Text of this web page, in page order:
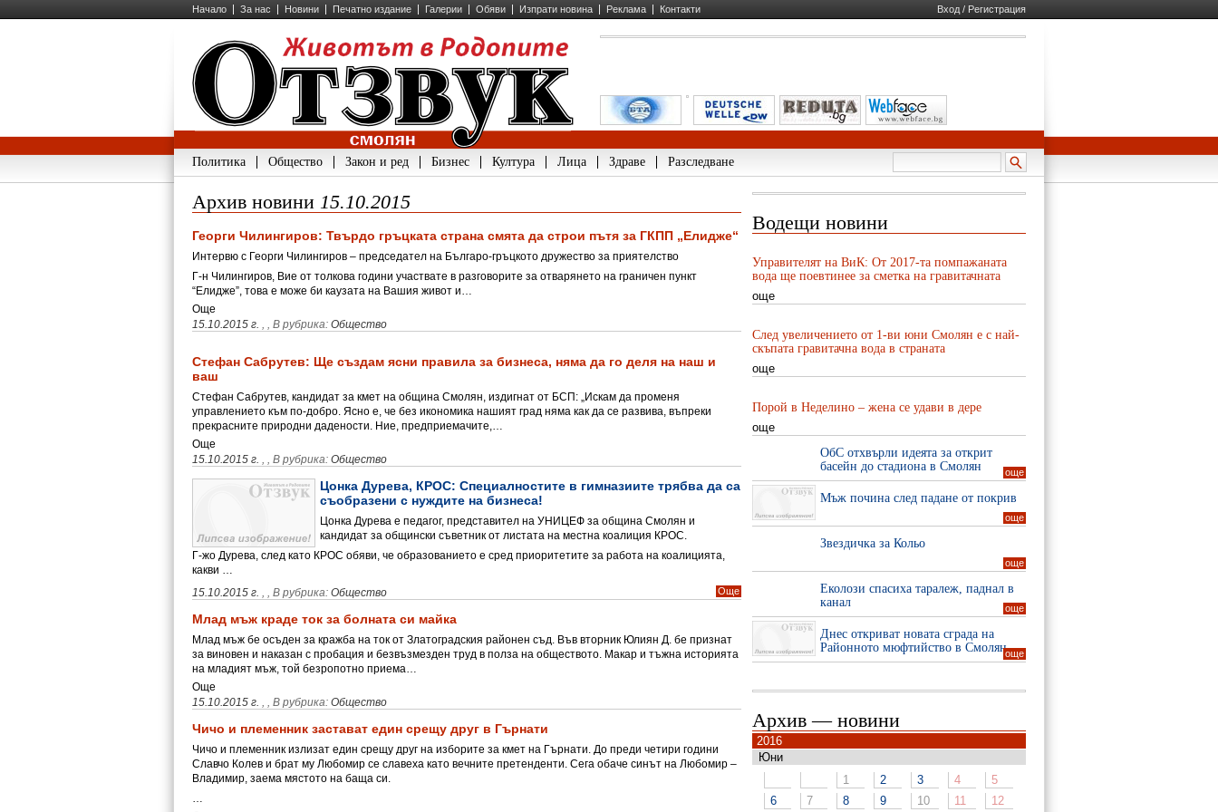
Начало За нас Новини Печатно издание Галерии Обяви Изпрати новина Реклама Контакти Вход / Регистрация
Политика Общество Закон и ред Бизнес Култура Лица Здраве Разследване
Архив новини 15.10.2015
Георги Чилингиров: Твърдо гръцката страна смята да строи пътя за ГКПП „Елидже“
Интервю с Георги Чилингиров – председател на Българо-гръцкото дружество за приятелство
Г-н Чилингиров, Вие от толкова години участвате в разговорите за отварянето на граничен пункт
“Елидже”, това е може би каузата на Вашия живот и…
15.10.2015 г. , , В рубрика: Общество
Още
Стефан Сабрутев: Ще създам ясни правила за бизнеса, няма да го деля на наш и
ваш
Стефан Сабрутев, кандидат за кмет на община Смолян, издигнат от БСП: „Искам да променя
управлението към по-добро. Ясно е, че без икономика нашият град няма как да се развива, въпреки
прекрасните природни дадености. Ние, предприемачите,…
15.10.2015 г. , , В рубрика: Общество
Още
Цонка Дурева, КРОС: Специалностите в гимназиите трябва да са
съобразени с нуждите на бизнеса!
Цонка Дурева е педагог, представител на УНИЦЕФ за община Смолян и
кандидат за общински съветник от листата на местна коалиция КРОС.
Г-жо Дурева, след като КРОС обяви, че образованието е сред приоритетите за работа на коалицията,
какви …
15.10.2015 г. , , В рубрика: Общество Още
Млад мъж краде ток за болната си майка
Млад мъж бе осъден за кражба на ток от Златоградския районен съд. Във вторник Юлиян Д. бе признат
за виновен и наказан с пробация и безвъзмезден труд в полза на обществото. Макар и тъжна историята
на младият мъж, той безропотно приема…
15.10.2015 г. , , В рубрика: Общество
Още
Чичо и племенник застават един срещу друг в Гърнати
Чичо и племенник излизат един срещу друг на изборите за кмет на Гърнати. До преди четири години
Славчо Колев и брат му Любомир се славеха като вечните претенденти. Сега обаче синът на Любомир –
Владимир, заема мястото на баща си.
…
Водещи новини
Управителят на ВиК: От 2017-та помпажаната
вода ще поевтинее за сметка на гравитачната
още
След увеличението от 1-ви юни Смолян е с най-
скъпата гравитачна вода в страната
още
Порой в Неделино – жена се удави в дере
още
ОбС отхвърли идеята за открит
басейн до стадиона в Смолян
още
Мъж почина след падане от покрив
още
Звездичка за Кольо
още
Еколози спасиха таралеж, паднал в
канал
още
Днес откриват новата сграда на
Районното мюфтийство в Смоляноще
Архив — новини
2016
Юни
1
2 3 4
5
6
7 8 9 10 11
12